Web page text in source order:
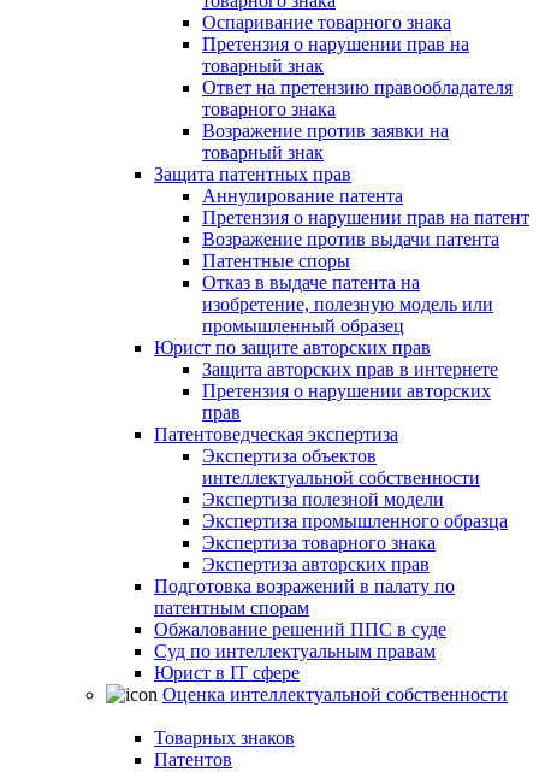
Оспаривание товарного знака
Претензия о нарушении прав на
товарный знак
Ответ на претензию правообладателя
товарного знака
Возражение против заявки на
товарный знак
Защита патентных прав
Аннулирование патента
Претензия о нарушении прав на патент
Возражение против выдачи патента
Патентные споры
Отказ в выдаче патента на
изобретение, полезную модель или
промышленный образец
Юрист по защите авторских прав
Защита авторских прав в интернете
Претензия о нарушении авторских
прав
Патентоведческая экспертиза
Экспертиза объектов
интеллектуальной собственности
Экспертиза полезной модели
Экспертиза промышленного образца
Экспертиза товарного знака
Экспертиза авторских прав
Подготовка возражений в палату по
патентным спорам
Обжалование решений ППС в суде
Суд по интеллектуальным правам
Юрист в IT сфере
Оценка интеллектуальной собственности
Товарных знаков
Патентов